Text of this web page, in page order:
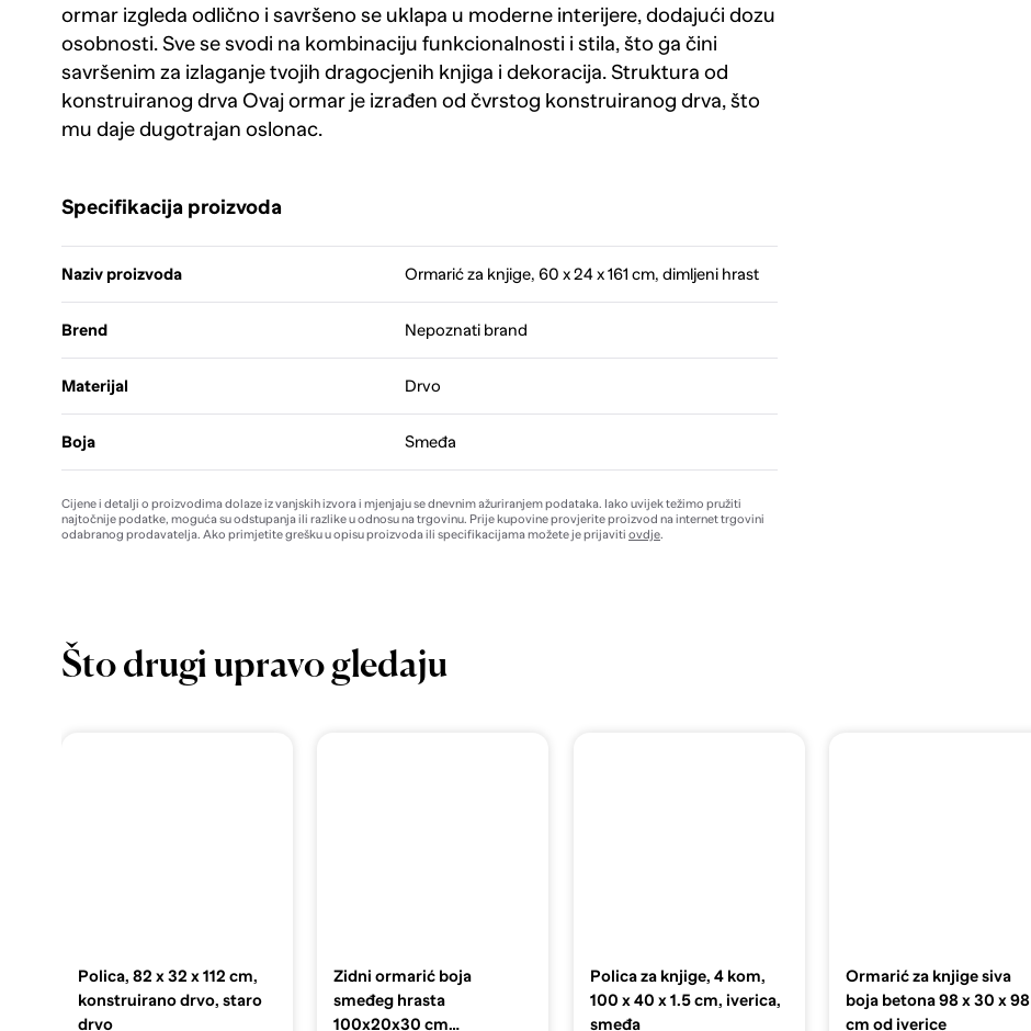
ormar izgleda odlično i savršeno se uklapa u moderne interijere, dodajući dozu
osobnosti. Sve se svodi na kombinaciju funkcionalnosti i stila, što ga čini
savršenim za izlaganje tvojih dragocjenih knjiga i dekoracija. Struktura od
konstruiranog drva Ovaj ormar je izrađen od čvrstog konstruiranog drva, što
mu daje dugotrajan oslonac.
Specifikacija proizvoda
Naziv proizvoda Ormarić za knjige, 60 x 24 x 161 cm, dimljeni hrast
Brend Nepoznati brand
Materijal Drvo
Boja Smeđa
Cijene i detalji o proizvodima dolaze iz vanjskih izvora i mjenjaju se dnevnim ažuriranjem podataka. Iako uvijek težimo pružiti
najtočnije podatke, moguća su odstupanja ili razlike u odnosu na trgovinu. Prije kupovine provjerite proizvod na internet trgovini
odabranog prodavatelja. Ako primjetite grešku u opisu proizvoda ili specifikacijama možete je prijaviti ovdje.
Što drugi upravo gledaju
Polica, 82 x 32 x 112 cm,
konstruirano drvo, staro
drvo
Zidni ormarić boja
smeđeg hrasta
100x20x30 cm
Polica za knjige, 4 kom,
100 x 40 x 1.5 cm, iverica,
smeđa
Ormarić za knjige siva
boja betona 98 x 30 x 98
cm od iverice